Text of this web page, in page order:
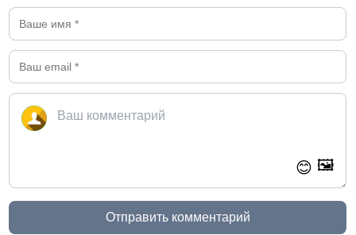
😊 🖼️
Отправить комментарий